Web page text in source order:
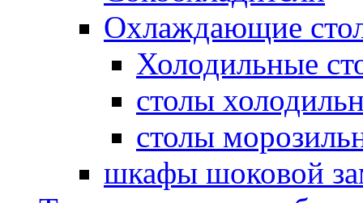
Охлаждающие
Холодильные
столы
столы
шкафы шоковой